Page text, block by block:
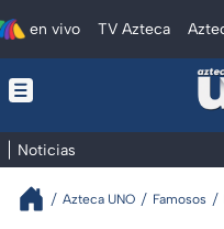
en vivo TV Azteca
Noticias
Azteca UNO Famosos